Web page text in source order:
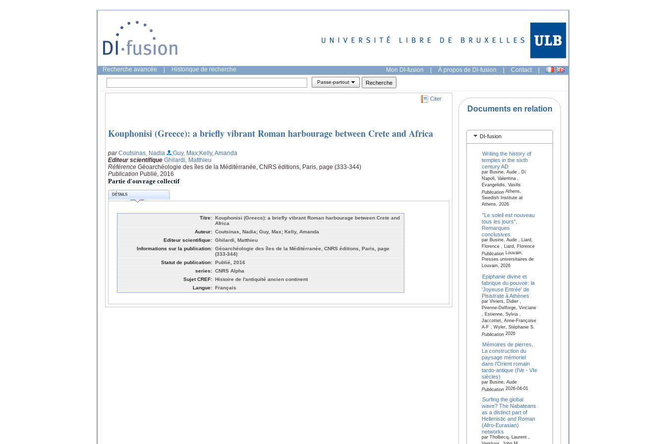
Recherche avancée Historique de recherche Mon DI-fusion | À propos de DI-fusion | Contact |
Passe-partout
Citer
Kouphonisi (Greece): a briefly vibrant Roman harbourage between Crete and Africa
parCoutsinas, Nadia ;Guy, Max;Kelly, Amanda
Editeur scientifique Ghilardi, Matthieu
Référence Géoarchéologie des îles de la Méditérranée, CNRS éditions, Paris, page (333-344)
Publication Publié, 2016
Partie d'ouvrage collectif
DÉTAILS
Titre: Kouphonisi (Greece): a briefly vibrant Roman harbourage between Crete and
Africa
Auteur: Coutsinas, Nadia; Guy, Max; Kelly, Amanda
Editeur scientifique: Ghilardi, Matthieu
Informations sur la publication: Géoarchéologie des îles de la Méditérranée, CNRS éditions, Paris, page
(333-344)
Statut de publication: Publié, 2016
series: CNRS Alpha
Sujet CREF: Histoire de l'antiquité ancien continent
Langue: Français
Documents en relation
DI-fusion
Writing the history of
temples in the sixth
century AD
par Busine, Aude , Di
Napoli, Valentina ,
Evangelidis, Vasilis
PublicationAthens,
Swedish Institute at
Athens, 2026
"Le soleil est nouveau
tous les jours".
Remarques
conclusives
par Busine, Aude , Liard,
Florence , Liard, Florence
PublicationLouvain,
Presses universitaires de
Louvain, 2026
Epiphanie divine et
fabrique du pouvoir: la
'Joyeuse Entrée' de
Pisistrate à Athènes
par Viviers, Didier ,
Pirenne-Delforge, Vinciane
, Estienne, Sylvia ,
Jaccottet, Anne-Françoise
A-F , Wyler, Stéphanie S.
Publication2026
Mémoires de pierres.
La construction du
paysage mémoriel
dans l’Orient romain
tardo-antique (IVe - VIe
siècles)
par Busine, Aude
Publication2026-04-01
Surfing the global
wave? The Nabateans
as a distinct part of
Hellenistic and Roman
(Afro-Eurasian)
networks
par Tholbecq, Laurent ,